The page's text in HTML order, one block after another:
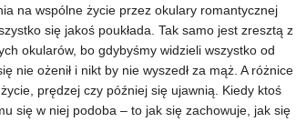
na wspólne życie przez okulary romantycznej
się jakoś poukłada. Tak samo jest zresztą z
okularów, bo gdybyśmy widzieli wszystko od
nie ożenił i nikt by nie wyszedł za mąż. A różnice
prędzej czy później się ujawnią. Kiedy ktoś
się w niej podoba – to jak się zachowuje, jak się